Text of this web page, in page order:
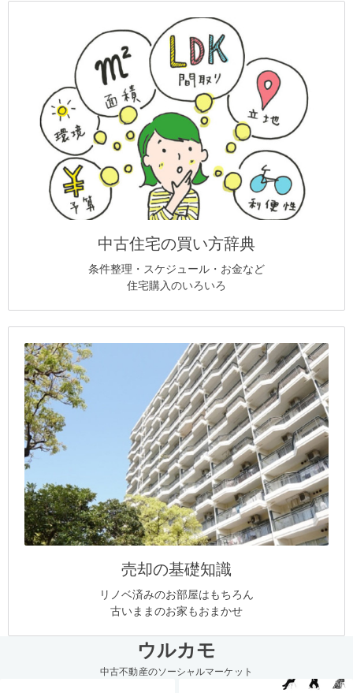
中古住宅の買い方辞典
条件整理・スケジュール・お金など
住宅購入のいろいろ
売却の基礎知識
リノベ済みのお部屋はもちろん
古いままのお家もおまかせ
ウルカモ
中古不動産のソーシャルマーケット